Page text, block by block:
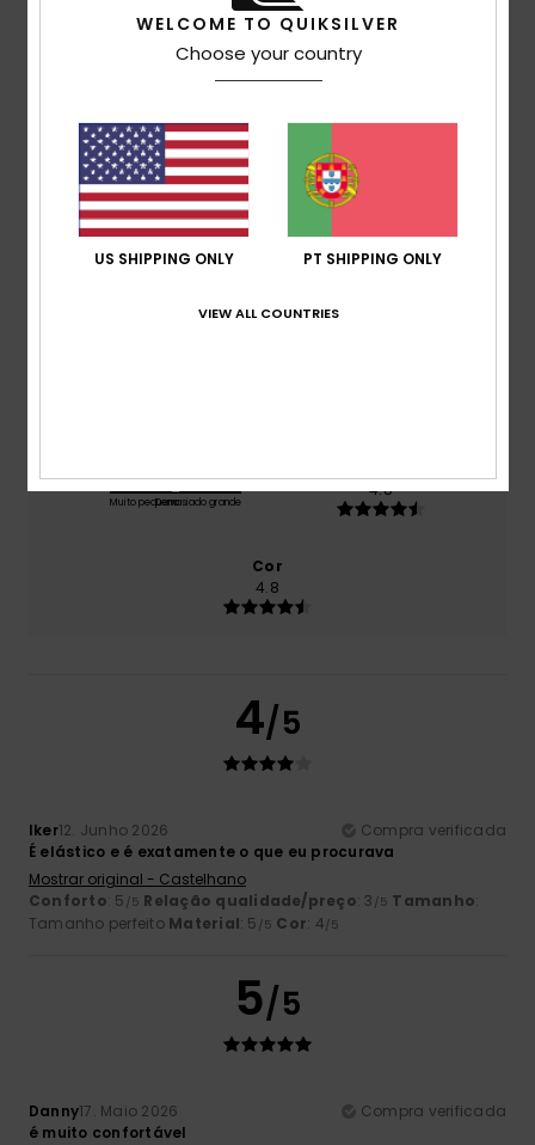
Pontuação média
4.5/5
baseado em4 avaliações verificadas
Fevereiro 2026
75% dos nossos clientes recomendam este
Muito pequenoDemasiado grande
4.8
Cor
4.8
4/5
Iker12. Junho 2026
Compra verificada
É elástico e é exatamente o que eu procurava
Mostrar original - Castelhano
Conforto: 5 /5 Relação qualidade/preço: 3 /5 Tamanho:
Tamanho perfeito Material: 5 /5 Cor: 4/5
5/5
Danny17. Maio 2026
Compra verificada
é muito confortável
WELCOME TO QUIKSILVER
Choose your country
US SHIPPING ONLY PT SHIPPING ONLY
VIEW ALL COUNTRIES